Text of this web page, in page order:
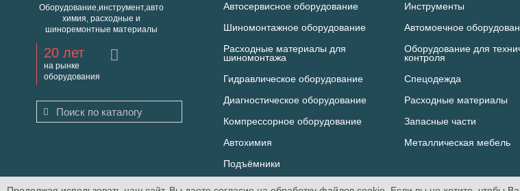
Оборудование,инструмент,авто
химия, расходные и
шиноремонтные материалы
20 лет
на рынке
оборудования
Автосервисное оборудование
Шиномонтажное оборудование
Расходные материалы для
шиномонтажа
Гидравлическое оборудование
Диагностическое оборудование
Компрессорное оборудование
Автохимия
Подъёмники
Инструменты
Автомоечное
Оборудование для
контроля
Спецодежда
Расходные материалы
Запасные части
Металлическая мебель